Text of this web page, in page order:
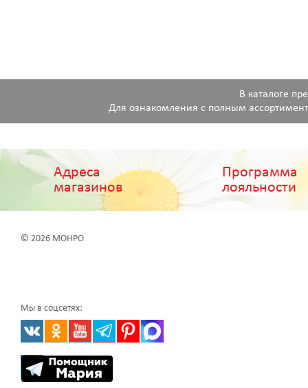
В каталоге
Для ознакомления с полным
Адреса
магазинов
Программа
лояльности
© 2026 МОНРО
Мы в соцсетях: